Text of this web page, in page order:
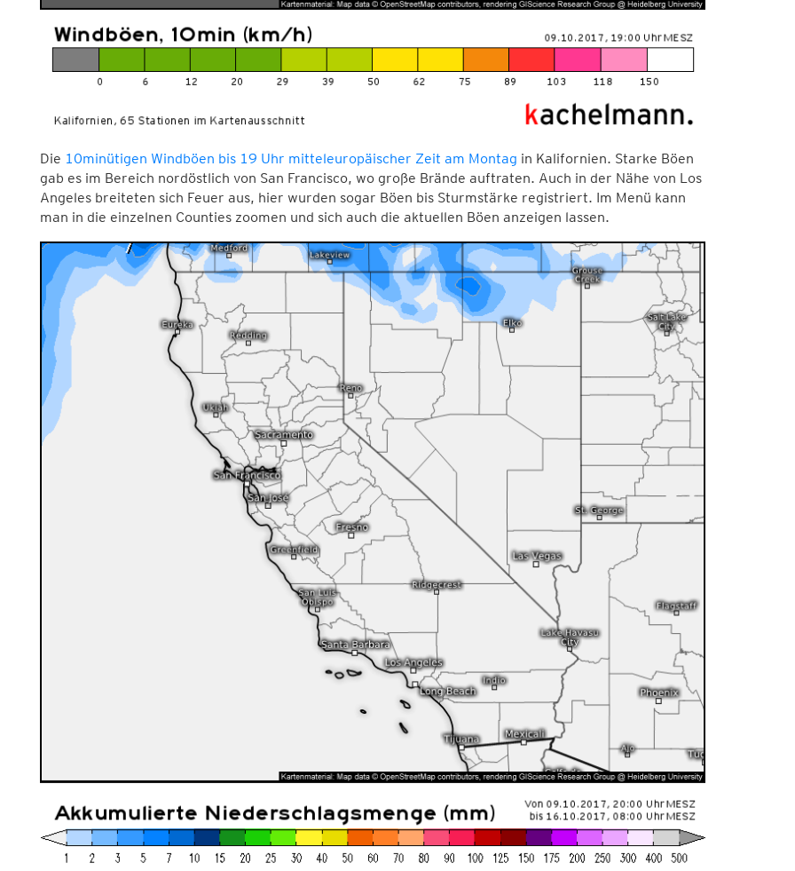
Die 10minütigen Windböen bis 19 Uhr mitteleuropäischer Zeit am Montag in Kalifornien. Starke Böen
gab es im Bereich nordöstlich von San Francisco, wo große Brände auftraten. Auch in der Nähe von Los
Angeles breiteten sich Feuer aus, hier wurden sogar Böen bis Sturmstärke registriert. Im Menü kann
man in die einzelnen Counties zoomen und sich auch die aktuellen Böen anzeigen lassen.